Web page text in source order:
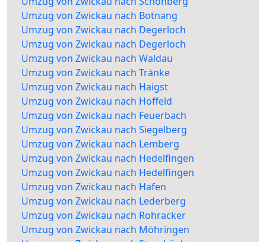
Umzug von Zwickau nach Botnang
Umzug von Zwickau nach Degerloch
Umzug von Zwickau nach Degerloch
Umzug von Zwickau nach Waldau
Umzug von Zwickau nach Tränke
Umzug von Zwickau nach Haigst
Umzug von Zwickau nach Hoffeld
Umzug von Zwickau nach Feuerbach
Umzug von Zwickau nach Siegelberg
Umzug von Zwickau nach Lemberg
Umzug von Zwickau nach Hedelfingen
Umzug von Zwickau nach Hedelfingen
Umzug von Zwickau nach Hafen
Umzug von Zwickau nach Lederberg
Umzug von Zwickau nach Rohracker
Umzug von Zwickau nach Möhringen